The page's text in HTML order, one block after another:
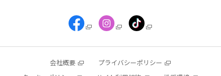
会社概要
プライバシーポリシー